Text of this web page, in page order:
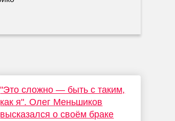
"Это сложно — быть с таким,
как я". Олег Меньшиков
высказался о своём браке